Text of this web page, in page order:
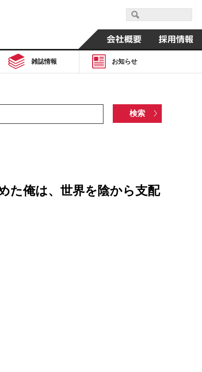
雑誌情報 お知らせ
た俺は、世界を陰から支配